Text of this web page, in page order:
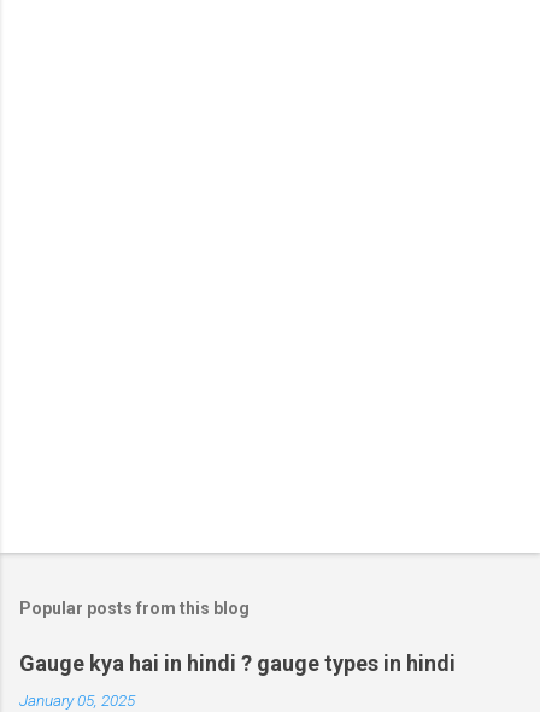
Popular posts from this blog
Gauge kya hai in hindi ? gauge types in hindi
January 05, 2025